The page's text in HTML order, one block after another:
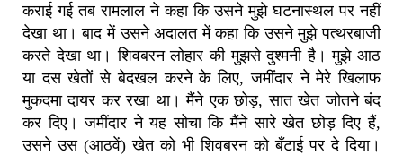
कराई गई तब रामलाल ने कहा कि उसने मुझे घटनास्थल पर नहीं
देखा था। बाद में उसने अदालत में कहा कि उसने मुझे पत्थरबाजी
करते देखा था। शिवबरन लोहार की मुझसे दुश्मनी है। मुझे आठ
या दस खेतों से बेदखल करने के लिए, जमींदार ने मेरे खिलाफ
मुकदमा दायर कर रखा था। मैंने एक छोड़, सात खेत जोतने बंद
कर दिए। जमींदार ने यह सोचा कि मैंने सारे खेत छोड़ दिए हैं,
उसने उस (आठवें) खेत को भी शिवबरन को बँटाई पर दे दिया।